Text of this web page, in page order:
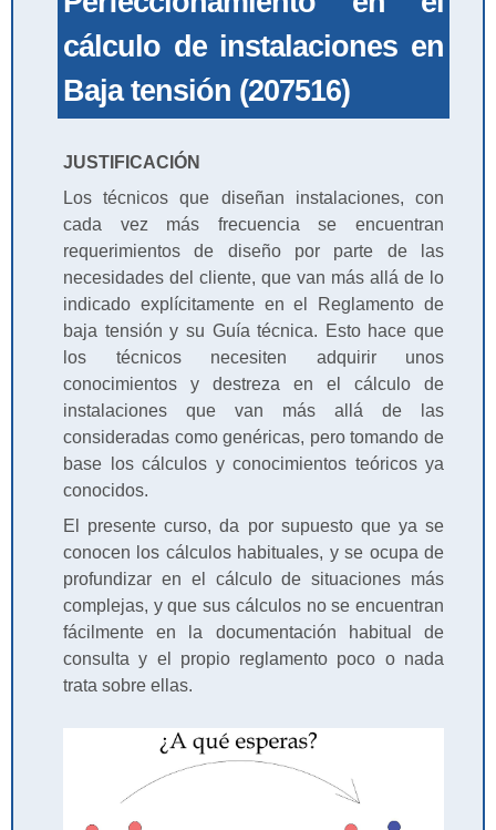
cálculo de instalaciones en
Baja tensión (207516)
JUSTIFICACIÓN
Los técnicos que diseñan instalaciones, con
cada vez más frecuencia se encuentran
requerimientos de diseño por parte de las
necesidades del cliente, que van más allá de lo
indicado explícitamente en el Reglamento de
baja tensión y su Guía técnica. Esto hace que
los técnicos necesiten adquirir unos
conocimientos y destreza en el cálculo de
instalaciones que van más allá de las
consideradas como genéricas, pero tomando de
base los cálculos y conocimientos teóricos ya
conocidos.
El presente curso, da por supuesto que ya se
conocen los cálculos habituales, y se ocupa de
profundizar en el cálculo de situaciones más
complejas, y que sus cálculos no se encuentran
fácilmente en la documentación habitual de
consulta y el propio reglamento poco o nada
trata sobre ellas.